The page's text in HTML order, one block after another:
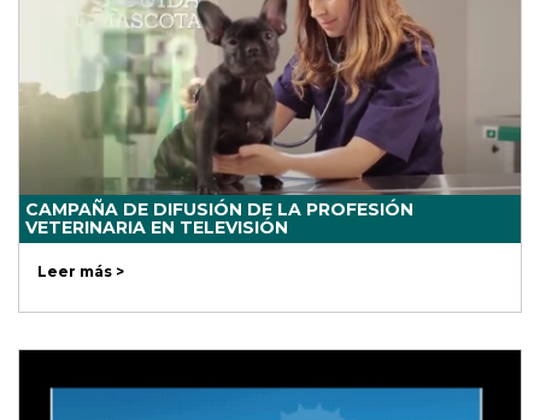
CAMPAÑA DE DIFUSIÓN DE LA PROFESIÓN
VETERINARIA EN TELEVISIÓN
Leer más >